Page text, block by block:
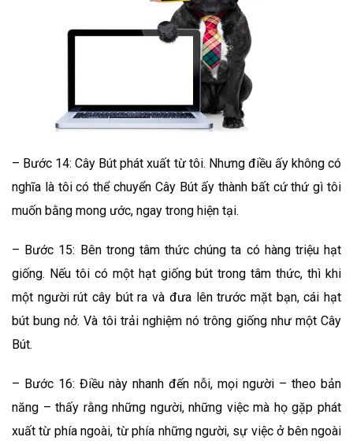
– Bước 14: Cây Bút phát xuất từ tôi. Nhưng điều ấy không có
nghĩa là tôi có thể chuyển Cây Bút ấy thành bất cứ thứ gì tôi
muốn bằng mong ước, ngay trong hiện tại.
– Bước 15: Bên trong tâm thức chúng ta có hàng triệu hạt
giống. Nếu tôi có một hạt giống bút trong tâm thức, thì khi
một người rút cây bút ra và đưa lên trước mặt bạn, cái hạt
bút bung nở. Và tôi trải nghiệm nó trông giống như một Cây
Bút.
– Bước 16: Điều này nhanh đến nỗi, mọi người – theo bản
năng – thấy rằng những người, những việc mà họ gặp phát
xuất từ phía ngoài, từ phía những người, sự việc ở bên ngoài